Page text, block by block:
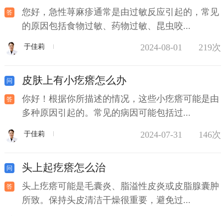
您好，急性荨麻疹通常是由过敏反应引起的，常见
的原因包括食物过敏、药物过敏、昆虫咬...
于佳莉 2024-08-01 219次
皮肤上有小疙瘩怎么办
你好！根据你所描述的情况，这些小疙瘩可能是由
多种原因引起的。常见的病因可能包括过...
于佳莉 2024-07-31 146次
头上起疙瘩怎么治
头上疙瘩可能是毛囊炎、脂溢性皮炎或皮脂腺囊肿
所致。保持头皮清洁干燥很重要，避免过...